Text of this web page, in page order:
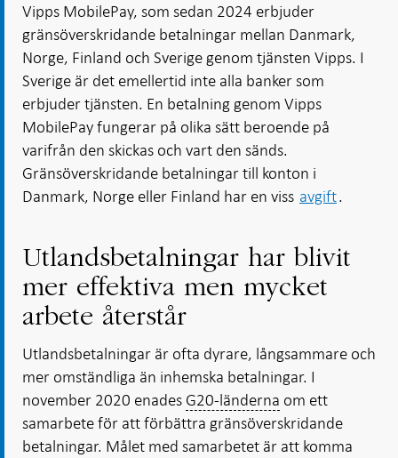
Vipps MobilePay, som sedan 2024 erbjuder
gränsöverskridande betalningar mellan Danmark,
Norge, Finland och Sverige genom tjänsten Vipps. I
Sverige är det emellertid inte alla banker som
erbjuder tjänsten. En betalning genom Vipps
MobilePay fungerar på olika sätt beroende på
varifrån den skickas och vart den sänds.
Gränsöverskridande betalningar till konton i
Danmark, Norge eller Finland har en viss avgift.
Utlandsbetalningar har blivit
mer effektiva men mycket
arbete återstår
Utlandsbetalningar är ofta dyrare, långsammare och
mer omständliga än inhemska betalningar. I
november 2020 enades G20-länderna om ett
samarbete för att förbättra gränsöverskridande
betalningar. Målet med samarbetet är att komma